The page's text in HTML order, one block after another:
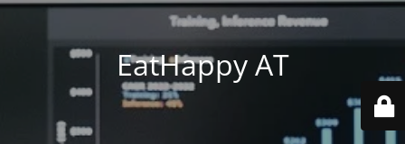
EatHappy AT